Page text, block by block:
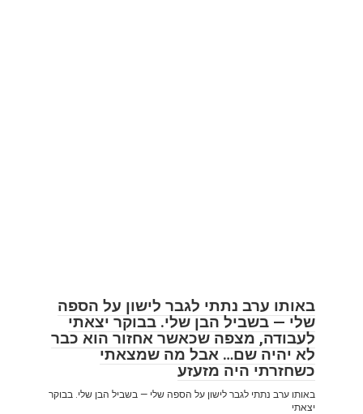
באותו ערב נתתי לגבר לישון על הספה
שלי — בשביל הבן שלי. בבוקר יצאתי
לעבודה, מצפה שכאשר אחזור הוא כבר
לא יהיה שם… אבל מה שמצאתי
כשחזרתי היה מזעזע
באותו ערב נתתי לגבר לישון על הספה שלי — בשביל הבן שלי. בבוקר
יצאתי